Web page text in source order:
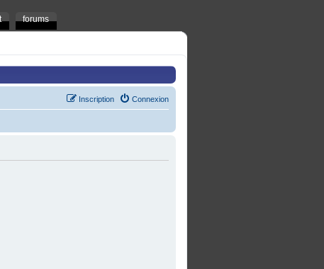
forums
Connexion
Inscription